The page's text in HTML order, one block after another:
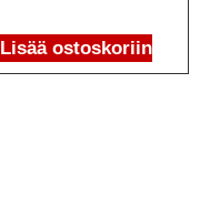
Lisää ostoskoriin